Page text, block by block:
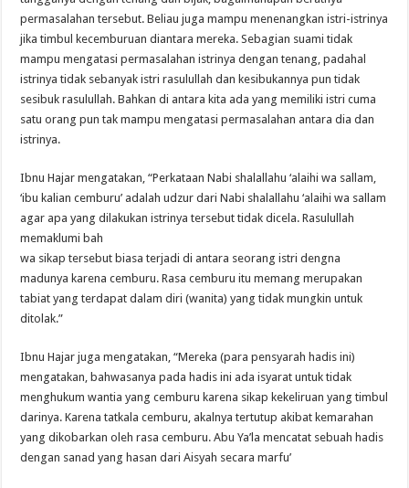
permasalahan tersebut. Beliau juga mampu menenangkan istri-istrinya
jika timbul kecemburuan diantara mereka. Sebagian suami tidak
mampu mengatasi permasalahan istrinya dengan tenang, padahal
istrinya tidak sebanyak istri rasulullah dan kesibukannya pun tidak
sesibuk rasulullah. Bahkan di antara kita ada yang memiliki istri cuma
satu orang pun tak mampu mengatasi permasalahan antara dia dan
istrinya.
Ibnu Hajar mengatakan, “Perkataan Nabi shalallahu ‘alaihi wa sallam,
‘ibu kalian cemburu’ adalah udzur dari Nabi shalallahu ‘alaihi wa sallam
agar apa yang dilakukan istrinya tersebut tidak dicela. Rasulullah
memaklumi bah
wa sikap tersebut biasa terjadi di antara seorang istri dengna
madunya karena cemburu. Rasa cemburu itu memang merupakan
tabiat yang terdapat dalam diri (wanita) yang tidak mungkin untuk
ditolak.”
Ibnu Hajar juga mengatakan, “Mereka (para pensyarah hadis ini)
mengatakan, bahwasanya pada hadis ini ada isyarat untuk tidak
menghukum wantia yang cemburu karena sikap kekeliruan yang timbul
darinya. Karena tatkala cemburu, akalnya tertutup akibat kemarahan
yang dikobarkan oleh rasa cemburu. Abu Ya’la mencatat sebuah hadis
dengan sanad yang hasan dari Aisyah secara marfu’